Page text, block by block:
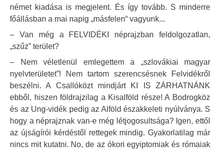
német kiadása is megjelent. És így tovább. S minderre
főállásban a mai napig „másfelen“ vagyunk...
– Van még a FELVIDÉKI néprajzban feldolgozatlan,
„szűz” terület?
– Nem véletlenül emlegettem a „szlovákiai magyar
nyelvterületet”! Nem tartom szerencsésnek Felvidékről
beszélni. A Csallóközt mindjárt KI IS ZÁRHATNÁNK
ebből, hiszen földrajzilag a Kisalföld része! A Bodrogköz
és az Ung-vidék pedig az Alföld északkeleti nyúlványa. S
hogy a néprajznak van-e még létjogosultsága? Igen, ettől
az újságírói kérdéstől rettegek mindig. Gyakorlatilag már
nincs mit kutatni. No, de az ókori egyiptomiak és rómaiak